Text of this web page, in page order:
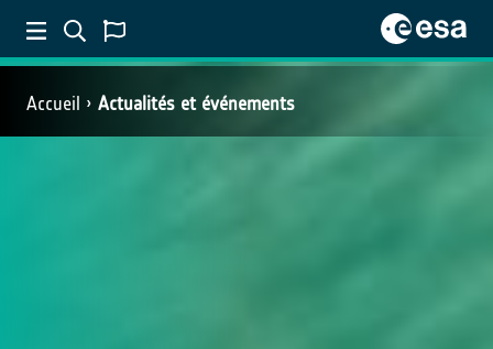
Accueil Actualités et événements